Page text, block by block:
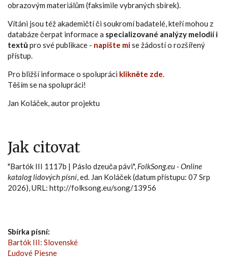
obrazovým materiálům (faksimile vybraných sbírek).
Vítáni jsou též akademičtí či soukromí badatelé, kteří mohou z
databáze čerpat informace a specializované analýzy melodií i
textůpro své publikace - napište mise žádostí o rozšířený
přístup.
Pro bližší informace o spolupráci klikněte zde.
Těším se na spolupráci!
Jan Koláček, autor projektu
Jak citovat
"Bartók III 1117b | Páslo dzeuča pávi", FolkSong.eu - Online
katalog lidových písní, ed. Jan Koláček (datum přístupu: 07 Srp
2026), URL: http://folksong.eu/song/13956
Sbírka písní:
Bartók III: Slovenské
Ľudové Piesne